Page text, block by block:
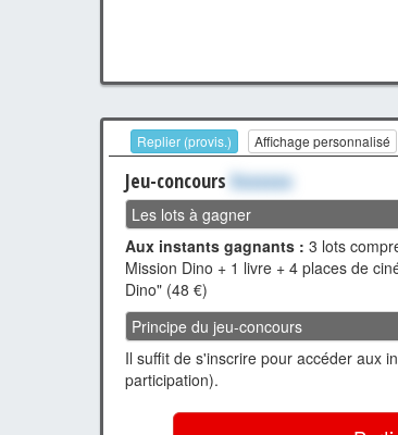
Replier (provis.) Affichage personnalisé
Jeu-concours Xxxxxxx
Les lots à gagner
Aux instants gagnants : 3 lots
Mission Dino + 1 livre + 4 places de
Dino" (48 €)
Principe du jeu-concours
Il suffit de s'inscrire pour accéder aux
participation).